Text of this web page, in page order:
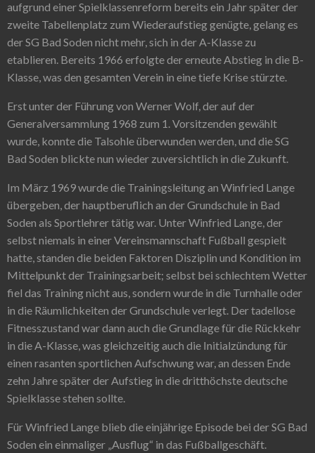
aufgrund einer Spielklassenreform bereits ein Jahr später der
zweite Tabellenplatz zum Wiederaufstieg genügte, gelang es
der SG Bad Soden nicht mehr, sich in der A-Klasse zu
etablieren. Bereits 1966 erfolgte der erneute Abstieg in die B-
Klasse, was den gesamten Verein in eine tiefe Krise stürzte.
Erst unter der Führung von Werner Wolf, der auf der
Generalversammlung 1968 zum 1. Vorsitzenden gewählt
wurde, konnte die Talsohle überwunden werden, und die SG
Bad Soden blickte nun wieder zuversichtlich in die Zukunft.
Im März 1969 wurde die Trainingsleitung an Winfried Lange
übergeben, der hauptberuflich an der Grundschule in Bad
Soden als Sportlehrer tätig war. Unter Winfried Lange, der
selbst niemals in einer Vereinsmannschaft Fußball gespielt
hatte, standen die beiden Faktoren Disziplin und Kondition im
Mittelpunkt der Trainingsarbeit; selbst bei schlechtem Wetter
fiel das Training nicht aus, sondern wurde in die Turnhalle oder
in die Räumlichkeiten der Grundschule verlegt. Der tadellose
Fitnesszustand war dann auch die Grundlage für die Rückkehr
in die A-Klasse, was gleichzeitig auch die Initialzündung für
einen rasanten sportlichen Aufschwung war, an dessen Ende
zehn Jahre später der Aufstieg in die dritthöchste deutsche
Spielklasse stehen sollte.
Für Winfried Lange blieb die einjährige Episode bei der SG Bad
Soden ein einmaliger „Ausflug“ in das Fußballgeschäft.